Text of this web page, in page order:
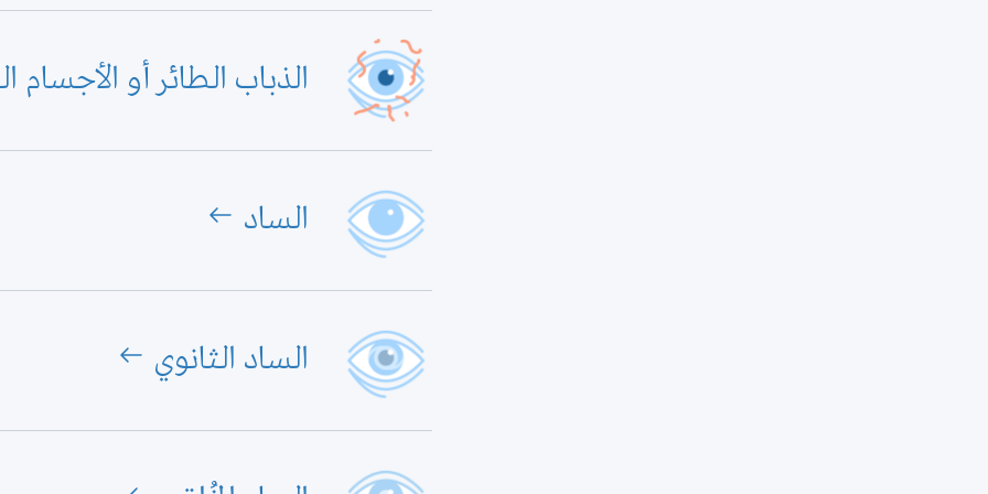
الذباب الطائر أو الأجسام
الساد
الساد الثانوي